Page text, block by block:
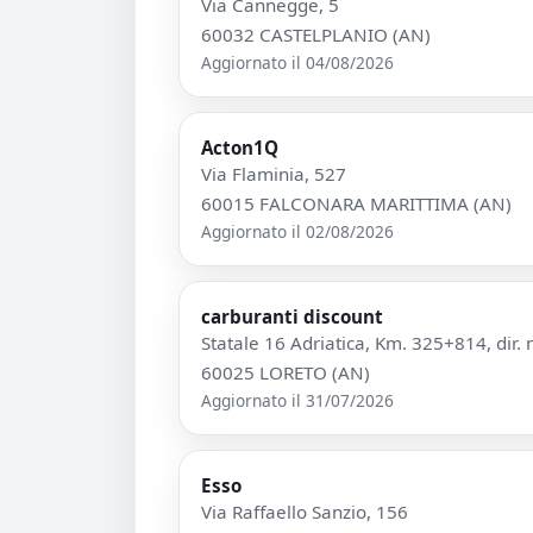
Via Cannegge, 5
60032 CASTELPLANIO (AN)
Aggiornato il 04/08/2026
Acton1Q
Via Flaminia, 527
60015 FALCONARA MARITTIMA (AN)
Aggiornato il 02/08/2026
carburanti discount
Statale 16 Adriatica, Km. 325+814, dir.
60025 LORETO (AN)
Aggiornato il 31/07/2026
Esso
Via Raffaello Sanzio, 156